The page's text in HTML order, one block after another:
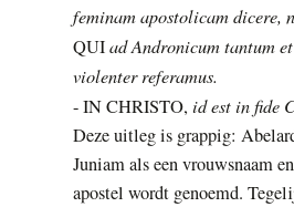
feminam apostolicam dicere,
QUIad Andronicum tantum
violenter referamus.
- IN CHRISTO,id est in fide
Deze uitleg is grappig:
Juniam als een vrouwsnaam
apostel wordt genoemd.